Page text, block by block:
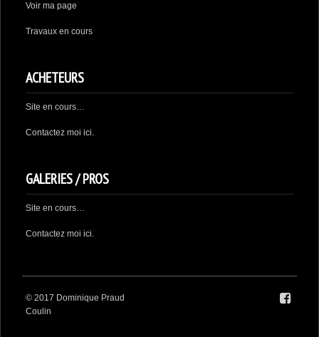
Voir ma page
Travaux en cours
ACHETEURS
Site en cours…
Contactez moi ici.
GALERIES / PROS
Site en cours…
Contactez moi ici.
© 2017 Dominique Praud
Coulin